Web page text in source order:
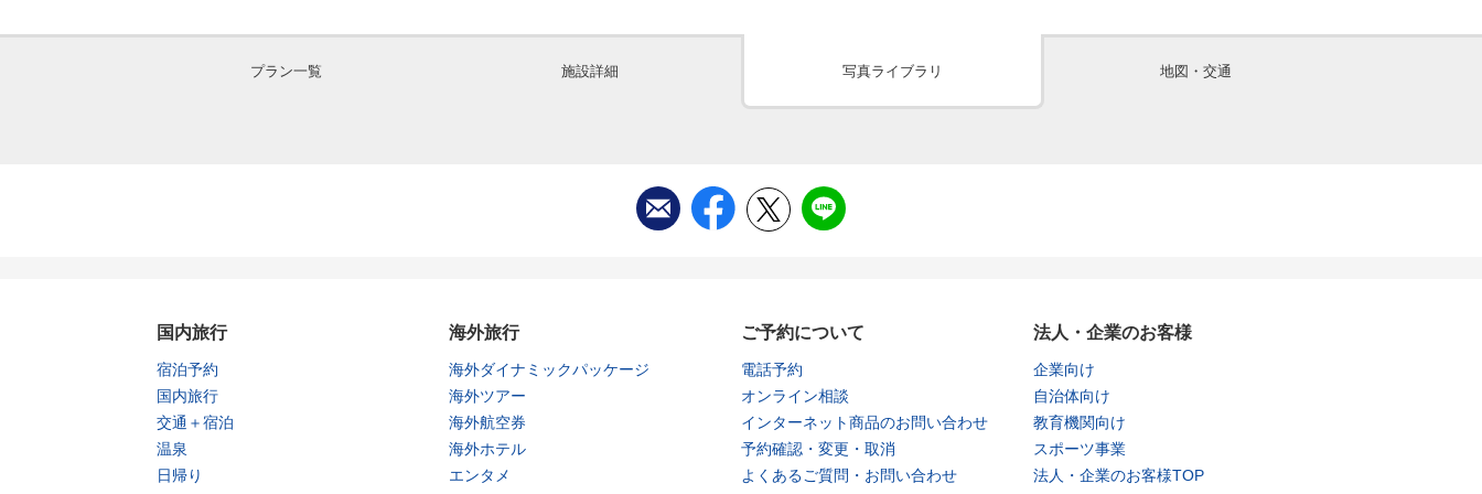
プラン一覧 施設詳細 写真ライブラリ 地図・交通
国内旅行
宿泊予約
国内旅行
交通＋宿泊
温泉
日帰り
海外旅行
海外ダイナミックパッケージ
海外ツアー
海外航空券
海外ホテル
エンタメ
ご予約について
電話予約
オンライン相談
インターネット商品のお問い合わせ
予約確認・変更・取消
よくあるご質問・お問い合わせ
法人・企業のお客様
企業向け
自治体向け
教育機関向け
スポーツ事業
法人・企業のお客様TOP